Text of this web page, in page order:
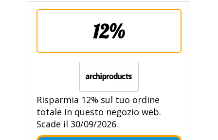
12%
Risparmia 12% sul tuo ordine
totale in questo negozio web.
Scade il 30/09/2026.